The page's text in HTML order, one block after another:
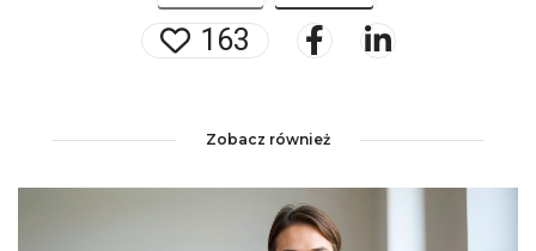
163
Zobacz również